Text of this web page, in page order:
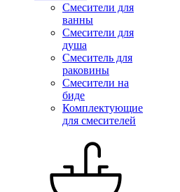
Смесители для
ванны
Смесители для
душа
Смеситель для
раковины
Смесители на
биде
Комплектующие
для смесителей